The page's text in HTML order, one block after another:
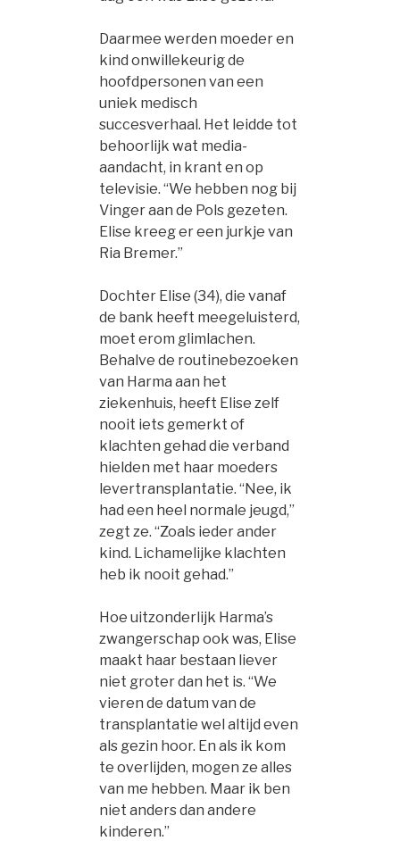
Daarmee werden moeder en
kind onwillekeurig de
hoofdpersonen van een
uniek medisch
succesverhaal. Het leidde tot
behoorlijk wat media-
aandacht, in krant en op
televisie. “We hebben nog bij
Vinger aan de Pols gezeten.
Elise kreeg er een jurkje van
Ria Bremer.”
Dochter Elise (34), die vanaf
de bank heeft meegeluisterd,
moet erom glimlachen.
Behalve de routinebezoeken
van Harma aan het
ziekenhuis, heeft Elise zelf
nooit iets gemerkt of
klachten gehad die verband
hielden met haar moeders
levertransplantatie. “Nee, ik
had een heel normale jeugd,”
zegt ze. “Zoals ieder ander
kind. Lichamelijke klachten
heb ik nooit gehad.”
Hoe uitzonderlijk Harma’s
zwangerschap ook was, Elise
maakt haar bestaan liever
niet groter dan het is. “We
vieren de datum van de
transplantatie wel altijd even
als gezin hoor. En als ik kom
te overlijden, mogen ze alles
van me hebben. Maar ik ben
niet anders dan andere
kinderen.”